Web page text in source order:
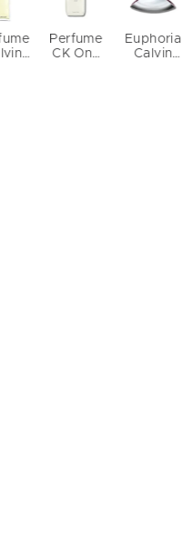
Perfume
CK One
Euphoria
Calvin